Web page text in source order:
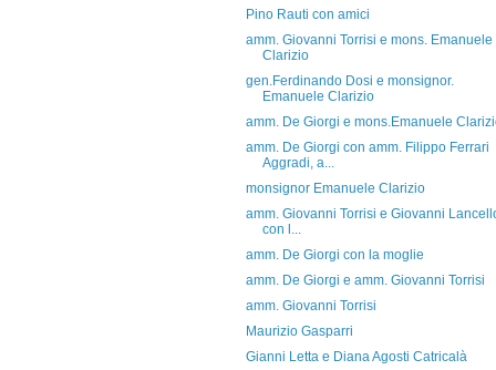
Pino Rauti con amici
amm. Giovanni Torrisi e mons. Emanuele
Clarizio
gen.Ferdinando Dosi e monsignor.
Emanuele Clarizio
amm. De Giorgi e mons.Emanuele
amm. De Giorgi con amm. Filippo Ferrari
Aggradi, a...
monsignor Emanuele Clarizio
amm. Giovanni Torrisi e Giovanni
con l...
amm. De Giorgi con la moglie
amm. De Giorgi e amm. Giovanni Torrisi
amm. Giovanni Torrisi
Maurizio Gasparri
Gianni Letta e Diana Agosti Catricalà